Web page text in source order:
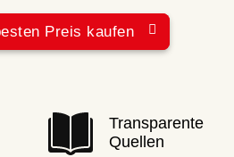
Preis kaufen
Transparente
Quellen